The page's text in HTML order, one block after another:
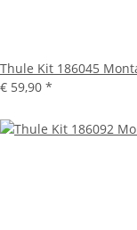
Thule Kit 186045
€ 59,90 *